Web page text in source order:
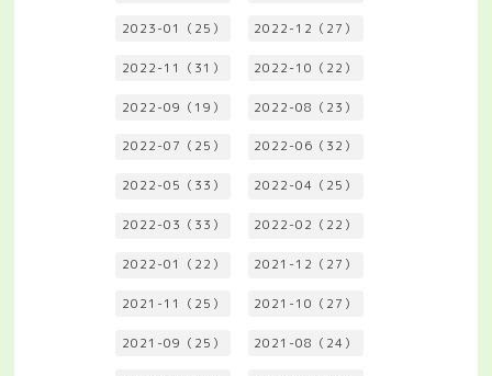
2023-01（25） 2022-12（27）
2022-11（31） 2022-10（22）
2022-09（19） 2022-08（23）
2022-07（25） 2022-06（32）
2022-05（33） 2022-04（25）
2022-03（33） 2022-02（22）
2022-01（22） 2021-12（27）
2021-11（25） 2021-10（27）
2021-09（25） 2021-08（24）